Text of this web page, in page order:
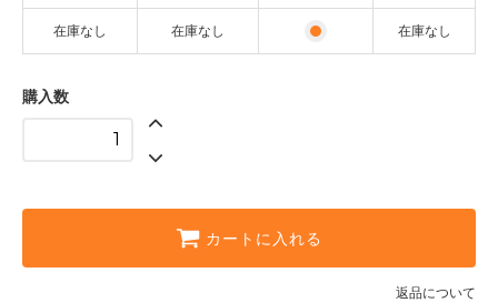
SOLD OUT
在庫なし 在庫なし 在庫なし
購入数
カートに入れる
返品について